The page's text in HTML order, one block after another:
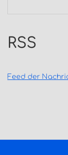
RSS
Feed der